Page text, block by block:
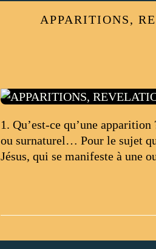
APPARITIONS,
1. Qu’est-ce qu’une
ou surnaturel… Pour le sujet
Jésus, qui se manifeste à une